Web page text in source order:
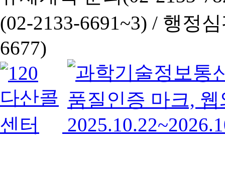
(02-2133-6691~3) / 행정심
6677)